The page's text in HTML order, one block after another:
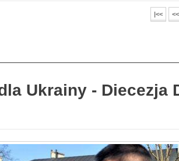
|<< <<
Ukrainy - Diecezja